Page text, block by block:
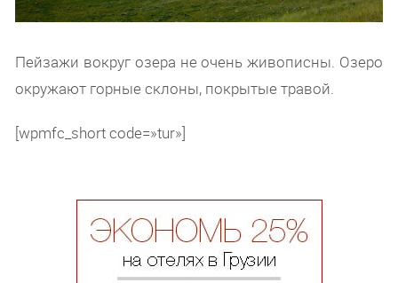
Пейзажи вокруг озера не очень живописны. Озеро
окружают горные склоны, покрытые травой.
[wpmfc_short code=»tur»]